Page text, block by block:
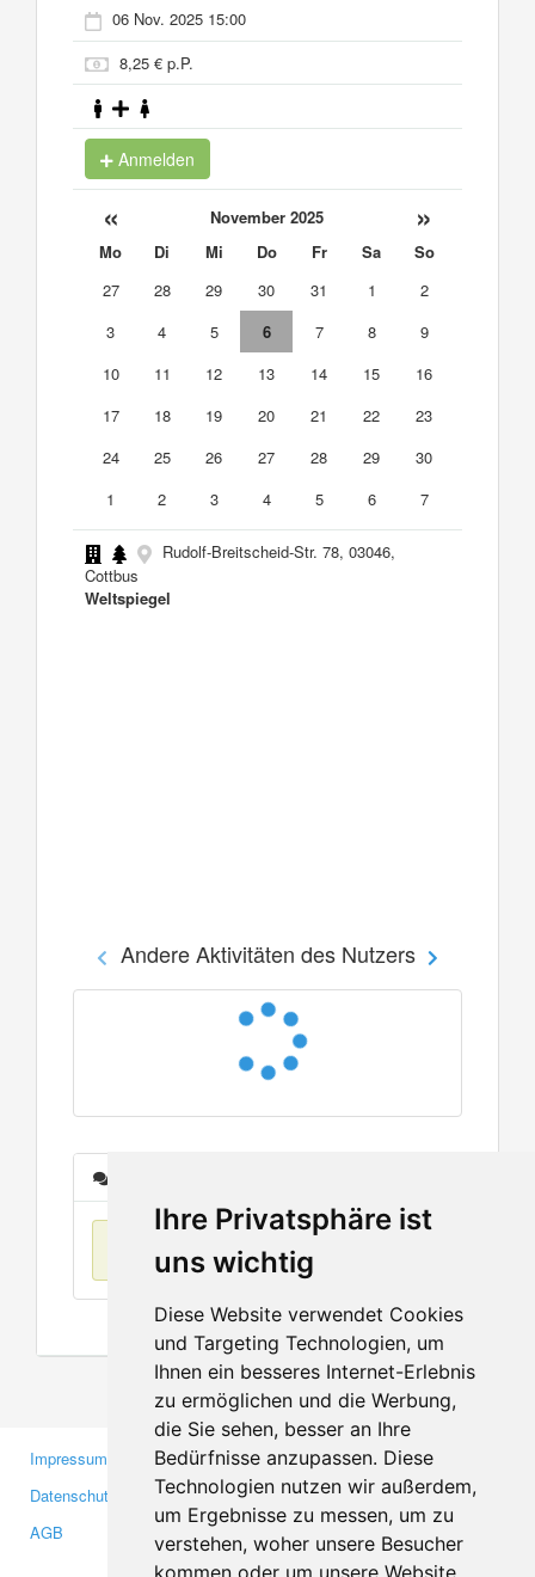
Ihre Privatsphäre ist
uns wichtig
Diese Website verwendet Cookies
und Targeting Technologien, um
Ihnen ein besseres Internet-Erlebnis
zu ermöglichen und die Werbung,
die Sie sehen, besser an Ihre
Bedürfnisse anzupassen. Diese
Technologien nutzen wir außerdem,
um Ergebnisse zu messen, um zu
verstehen, woher unsere Besucher
kommen oder um unsere Website
06 Nov. 2025 15:00
8,25 € p.P.
Anmelden
« November 2025 »
Mo Di Mi Do Fr Sa
So
27
28 29 30 31 1
2
3
4 5 6 7 8
9
10
11 12 13 14 15
16
17
18 19 20 21 22
23
24
25 26 27 28 29
30
1
2 3 4 5 6 7
Rudolf-Breitscheid-Str. 78, 03046,
Cottbus
Weltspiegel
Andere Aktivitäten des Nutzers
Keine Einträge
Impressum
Datenschutzerklärung
AGB
Gewerbetreibende
Investoren
Medien